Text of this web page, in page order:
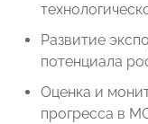
Развитие
потенциала
Оценка и
прогресса в